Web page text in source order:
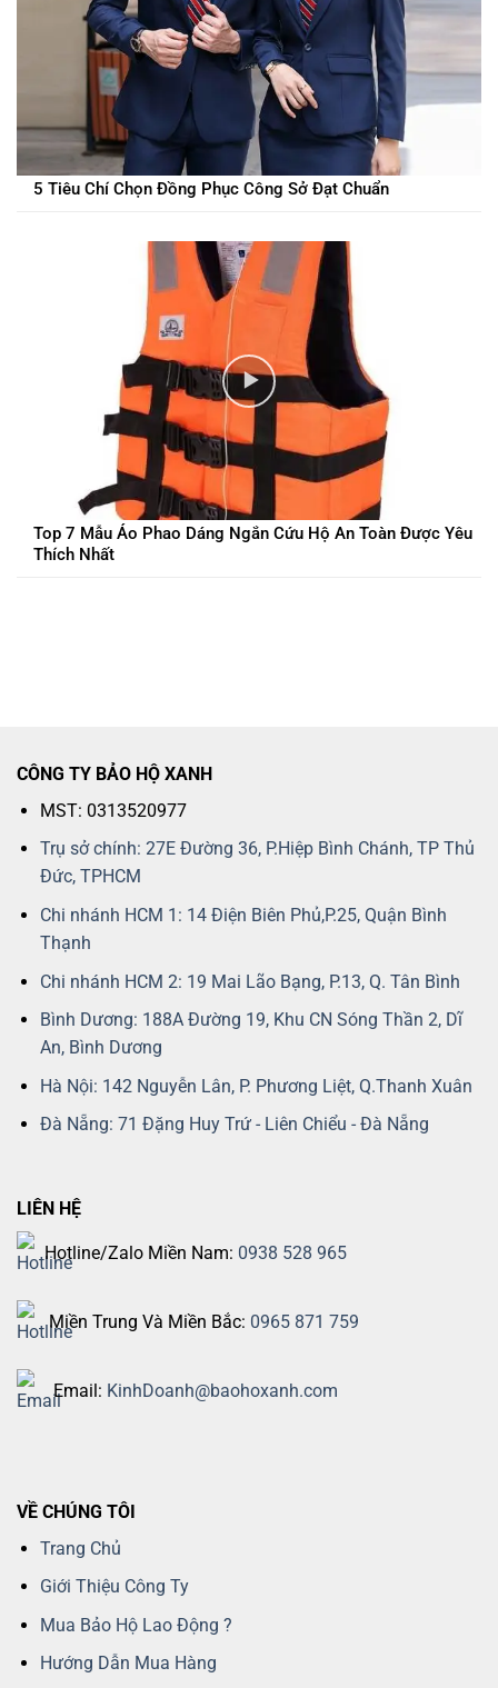
5 Tiêu Chí Chọn Đồng Phục Công Sở Đạt Chuẩn
Top 7 Mẫu Áo Phao Dáng Ngắn Cứu Hộ An Toàn Được Yêu
Thích Nhất
CÔNG TY BẢO HỘ XANH
MST: 0313520977
Trụ sở chính: 27E Đường 36, P.Hiệp Bình Chánh, TP Thủ
Đức, TPHCM
Chi nhánh HCM 1: 14 Điện Biên Phủ,P.25, Quận Bình
Thạnh
Chi nhánh HCM 2: 19 Mai Lão Bạng, P.13, Q. Tân Bình
Bình Dương: 188A Đường 19, Khu CN Sóng Thần 2, Dĩ
An, Bình Dương
Hà Nội: 142 Nguyễn Lân, P. Phương Liệt, Q.Thanh Xuân
Đà Nẵng: 71 Đặng Huy Trứ - Liên Chiểu - Đà Nẵng
LIÊN HỆ
Hotline/Zalo Miền Nam: 0938 528 965
Miền Trung Và Miền Bắc: 0965 871 759
Email: KinhDoanh@baohoxanh.com
VỀ CHÚNG TÔI
Trang Chủ
Giới Thiệu Công Ty
Mua Bảo Hộ Lao Động ?
Hướng Dẫn Mua Hàng